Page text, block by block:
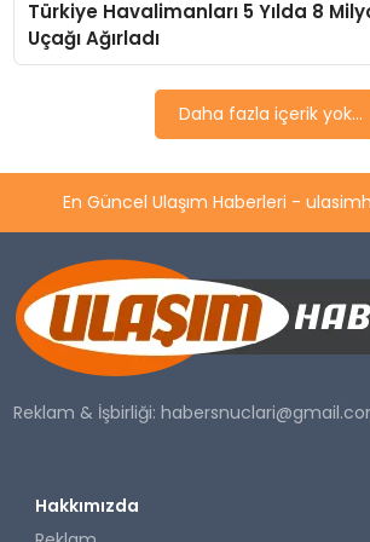
SAĞLIK
Türkiye Havalimanları 5 Yılda 8
Uçağı Ağırladı
Daha fazla içerik yok...
En Güncel Ulaşım Haberleri -
Reklam & İşbirliği:
Hakkımızda